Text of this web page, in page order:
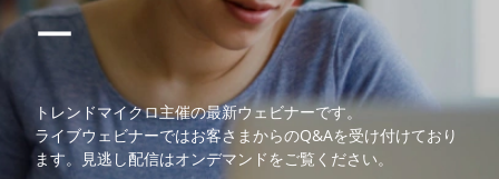
ー
トレンドマイクロ主催の最新ウェビナーです。
ライブウェビナーではお客さまからのQ&Aを受け付けており
ます。見逃し配信はオンデマンドをご覧ください。